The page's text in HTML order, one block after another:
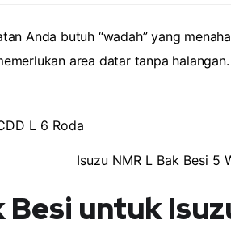
Anda butuh “wadah” yang
area datar tanpa
Isuzu NMR L Bak Besi 5
untuk